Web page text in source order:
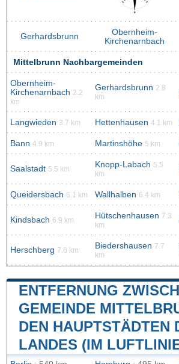
Gerhardsbrunn
Obernheim-
Kirchenarnbach
Mittelbrunn Nachbargemeinden
Obernheim-
Kirchenarnbach 2.2
km
Gerhardsbrunn 2.8
km
Langwieden 3.7 km Hettenhausen 4.1 km
Bann 4.9 km Martinshöhe 5 km
Saalstadt 5.5 km Knopp-Labach 5.5
km
Queidersbach 6.1 km Wallhalben 6.4 km
Kindsbach 6.9 km Hütschenhausen 7.3
km
Herschberg 7.6 km Biedershausen 7.7
km
ENTFERNUNG
GEMEINDE
DEN HAUPTSTÄDTEN
LANDES (IM